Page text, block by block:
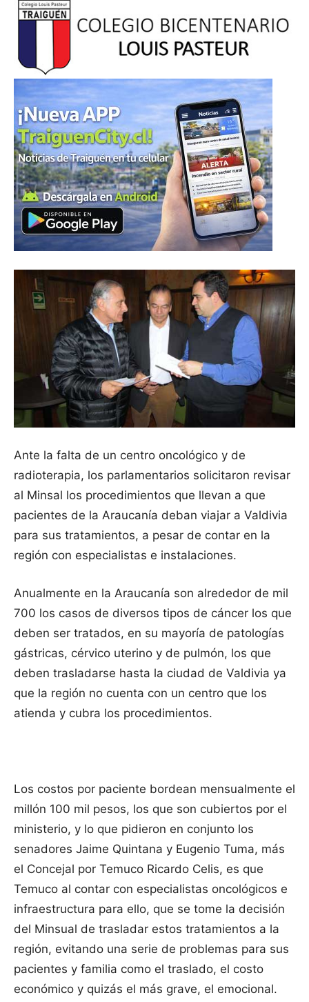
Ante la falta de un centro oncológico y de
radioterapia, los parlamentarios solicitaron revisar
al Minsal los procedimientos que llevan a que
pacientes de la Araucanía deban viajar a Valdivia
para sus tratamientos, a pesar de contar en la
región con especialistas e instalaciones.
Anualmente en la Araucanía son alrededor de mil
700 los casos de diversos tipos de cáncer los que
deben ser tratados, en su mayoría de patologías
gástricas, cérvico uterino y de pulmón, los que
deben trasladarse hasta la ciudad de Valdivia ya
que la región no cuenta con un centro que los
atienda y cubra los procedimientos.
Los costos por paciente bordean mensualmente el
millón 100 mil pesos, los que son cubiertos por el
ministerio, y lo que pidieron en conjunto los
senadores Jaime Quintana y Eugenio Tuma, más
el Concejal por Temuco Ricardo Celis, es que
Temuco al contar con especialistas oncológicos e
infraestructura para ello, que se tome la decisión
del Minsual de trasladar estos tratamientos a la
región, evitando una serie de problemas para sus
pacientes y familia como el traslado, el costo
económico y quizás el más grave, el emocional.